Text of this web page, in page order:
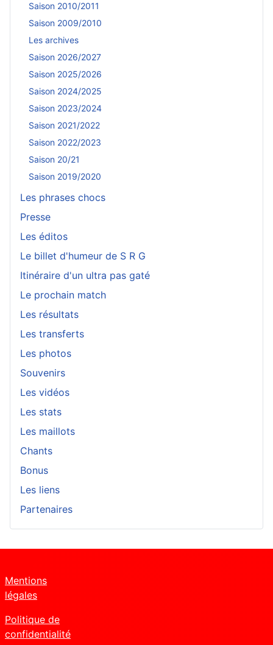
Saison 2010/2011
Saison 2009/2010
Les archives
Saison 2026/2027
Saison 2025/2026
Saison 2024/2025
Saison 2023/2024
Saison 2021/2022
Saison 2022/2023
Saison 20/21
Saison 2019/2020
Les phrases chocs
Presse
Les éditos
Le billet d'humeur de S R G
Itinéraire d'un ultra pas gaté
Le prochain match
Les résultats
Les transferts
Les photos
Souvenirs
Les vidéos
Les stats
Les maillots
Chants
Bonus
Les liens
Partenaires
Mentions
légales
Politique de
confidentialité